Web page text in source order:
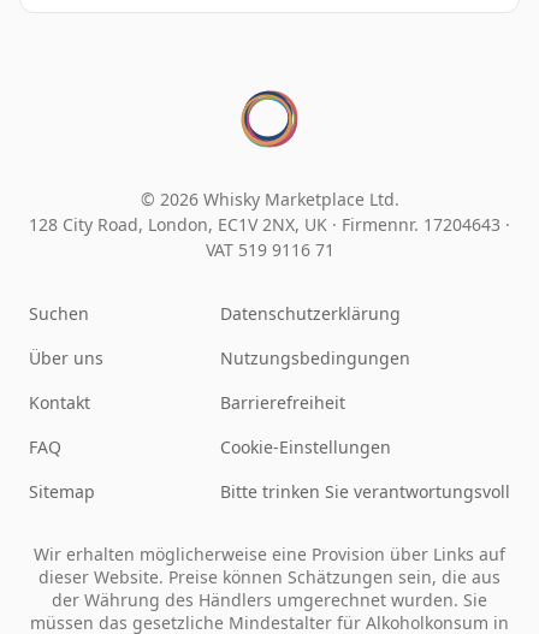
© 2026 Whisky Marketplace Ltd.
128 City Road, London, EC1V 2NX, UK · Firmennr. 17204643 ·
VAT 519 9116 71
Suchen
Über uns
Kontakt
FAQ
Sitemap
Datenschutzerklärung
Nutzungsbedingungen
Barrierefreiheit
Cookie-Einstellungen
Bitte trinken Sie verantwortungsvoll
Wir erhalten möglicherweise eine Provision über Links auf
dieser Website. Preise können Schätzungen sein, die aus
der Währung des Händlers umgerechnet wurden. Sie
müssen das gesetzliche Mindestalter für Alkoholkonsum in